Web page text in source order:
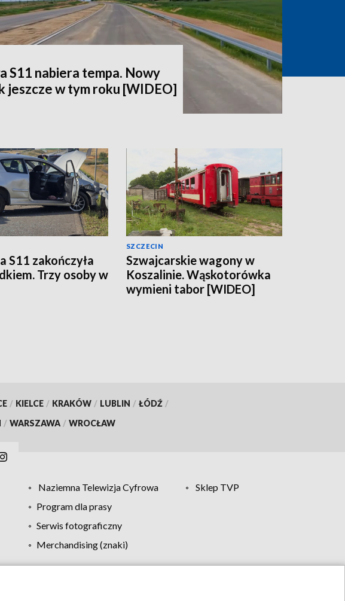
S11 nabiera tempa. Nowy
jeszcze w tym roku [WIDEO]
S11 zakończyła
Trzy osoby w
SZCZECIN
Szwajcarskie wagony w
Koszalinie. Wąskotorówka
wymieni tabor [WIDEO]
/ KIELCE / KRAKÓW / LUBLIN / ŁÓDŹ /
/ WARSZAWA / WROCŁAW
Naziemna Telewizja Cyfrowa
Sklep TVP
Program dla prasy
Serwis fotograficzny
Merchandising (znaki)